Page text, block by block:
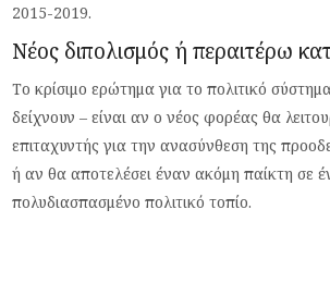
2015-2019.
Νέος διπολισμός ή περαιτέρω
Το κρίσιμο ερώτημα για το πολιτικό
δείχνουν – είναι αν ο νέος φορέας θα
επιταχυντής για την ανασύνθεση της
ή αν θα αποτελέσει έναν ακόμη παίκτη σε
πολυδιασπασμένο πολιτικό τοπίο.